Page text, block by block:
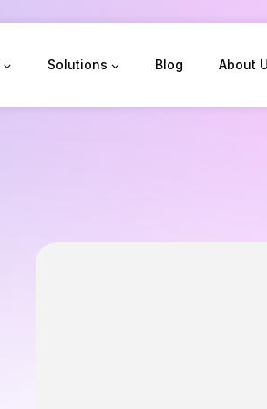
Solutions Blog About